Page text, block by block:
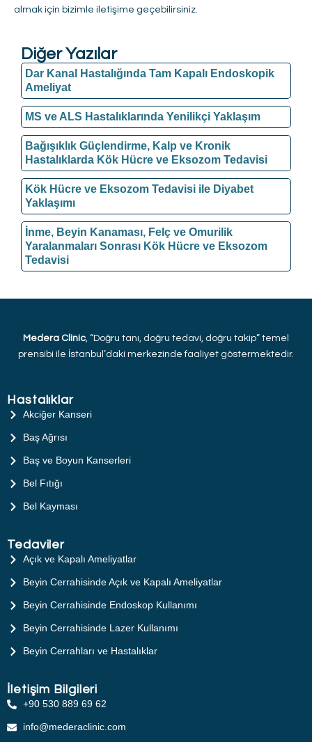
almak için bizimle iletişime geçebilirsiniz.
Diğer Yazılar
Dar Kanal Hastalığında Tam Kapalı Endoskopik
Ameliyat
MS ve ALS Hastalıklarında Yenilikçi Yaklaşım
Bağışıklık Güçlendirme, Kalp ve Kronik
Hastalıklarda Kök Hücre ve Eksozom Tedavisi
Kök Hücre ve Eksozom Tedavisi ile Diyabet
Yaklaşımı
İnme, Beyin Kanaması, Felç ve Omurilik
Yaralanmaları Sonrası Kök Hücre ve Eksozom
Tedavisi
Medera Clinic, “Doğru tanı, doğru tedavi, doğru takip” temel
prensibi ile İstanbul’daki merkezinde faaliyet göstermektedir.
Hastalıklar
Akciğer Kanseri
Baş Ağrısı
Baş ve Boyun Kanserleri
Bel Fıtığı
Bel Kayması
Tedaviler
Açık ve Kapalı Ameliyatlar
Beyin Cerrahisinde Açık ve Kapalı Ameliyatlar
Beyin Cerrahisinde Endoskop Kullanımı
Beyin Cerrahisinde Lazer Kullanımı
Beyin Cerrahları ve Hastalıklar
İletişim Bilgileri
+90 530 889 69 62
info@mederaclinic.com